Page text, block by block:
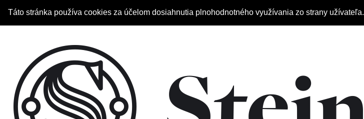
Táto stránka používa cookies za účelom dosiahnutia plnohodnotného využívania zo strany užívateľa.